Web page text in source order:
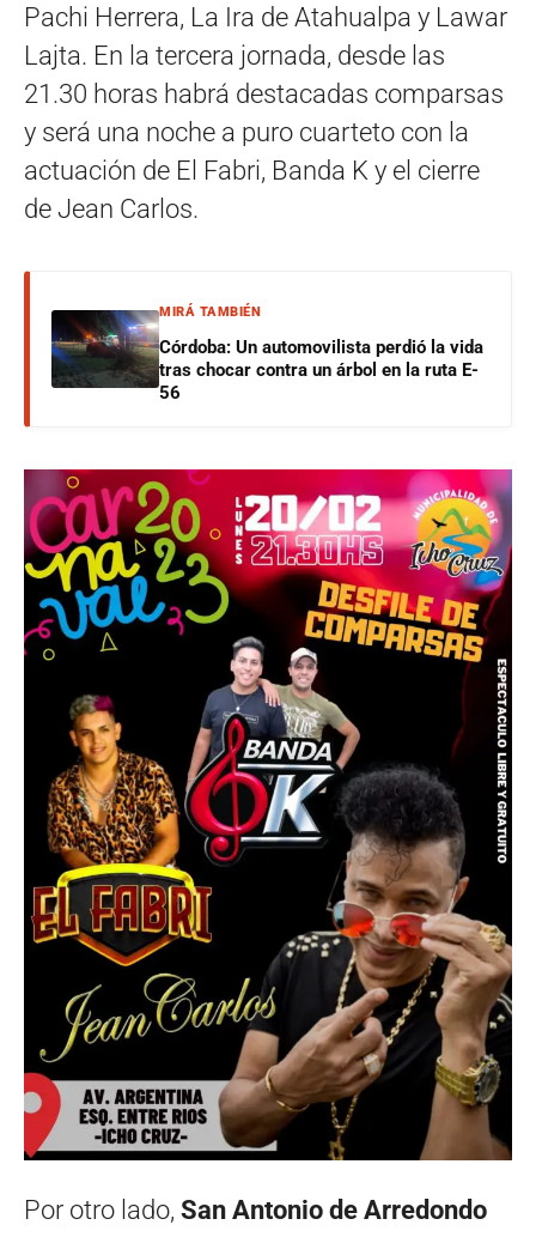
Pachi Herrera, La Ira de Atahualpa y Lawar
Lajta. En la tercera jornada, desde las
21.30 horas habrá destacadas comparsas
y será una noche a puro cuarteto con la
actuación de El Fabri, Banda K y el cierre
de Jean Carlos.
MIRÁ TAMBIÉN
Córdoba: Un automovilista perdió la vida
tras chocar contra un árbol en la ruta E-
56
Por otro lado, San Antonio de Arredondo